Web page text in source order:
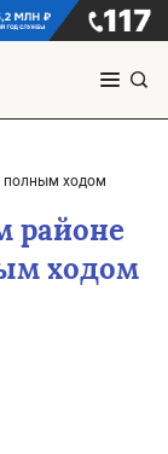
полным ходом
районе
ходом